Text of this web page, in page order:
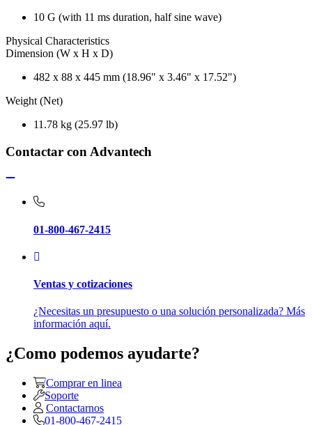
10 G (with 11 ms duration, half sine wave)
Physical Characteristics
Dimension (W x H x D)
482 x 88 x 445 mm (18.96" x 3.46" x 17.52")
Weight (Net)
11.78 kg (25.97 lb)
Contactar con Advantech
01-800-467-2415
Ventas y cotizaciones
¿Necesitas un presupuesto o una solución personalizada? Más
información aquí.
¿Como podemos ayudarte?
Comprar en linea
Soporte
Contactarnos
01-800-467-2415